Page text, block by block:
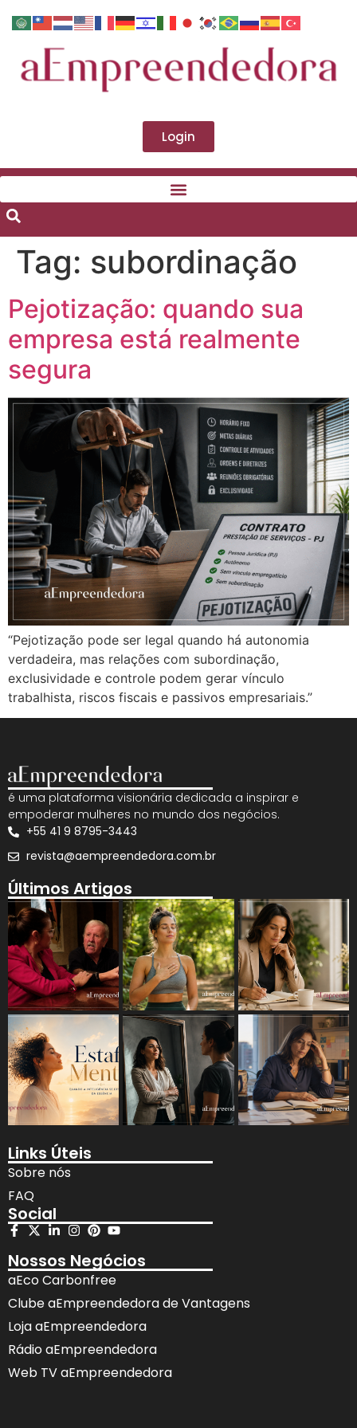
Login
Tag: subordinação
Pejotização: quando sua
empresa está realmente
segura
“Pejotização pode ser legal quando há autonomia
verdadeira, mas relações com subordinação,
exclusividade e controle podem gerar vínculo
trabalhista, riscos fiscais e passivos empresariais.”
é uma plataforma visionária dedicada a inspirar e
empoderar mulheres no mundo dos negócios.
+55 41 9 8795-3443
revista@aempreendedora.com.br
Últimos Artigos
Links Úteis
Sobre nós
FAQ
Social
Nossos Negócios
aEco Carbonfree
Clube aEmpreendedora de Vantagens
Loja aEmpreendedora
Rádio aEmpreendedora
Web TV aEmpreendedora